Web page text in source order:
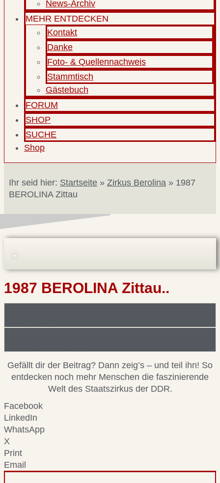
News-Archiv
MEHR ENTDECKEN
Kontakt
Danke
Foto- & Quellennachweis
Stammtisch
Gästebuch
FORUM
SHOP
SUCHE
Shop
Ihr seid hier: Startseite » Zirkus Berolina » 1987
BEROLINA Zittau
1987 BEROLINA Zittau..
Gefällt dir der Beitrag? Dann zeig’s – und teil ihn! So
entdecken noch mehr Menschen die faszinierende
Welt des Staatszirkus der DDR.
Facebook
LinkedIn
WhatsApp
X
Print
Email